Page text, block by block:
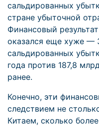
сальдированных
стране убыточной
Финансовый
оказался еще хуже —
сальдированных
года против 187,8
ранее.
Конечно, эти
следствием не
Китаем, сколько